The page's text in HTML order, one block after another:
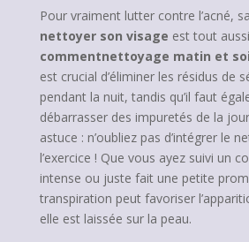
Pour vraiment lutter contre l’acné,
nettoyer son visage est tout
commentnettoyage matin et
est crucial d’éliminer les résidus de
pendant la nuit, tandis qu’il faut
débarrasser des impuretés de la
astuce : n’oubliez pas d’intégrer le
l’exercice ! Que vous ayez suivi un
intense ou juste fait une petite
transpiration peut favoriser
elle est laissée sur la peau.